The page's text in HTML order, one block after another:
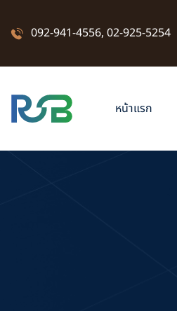
092-941-4556, 02-925-5254
หน้าแรก